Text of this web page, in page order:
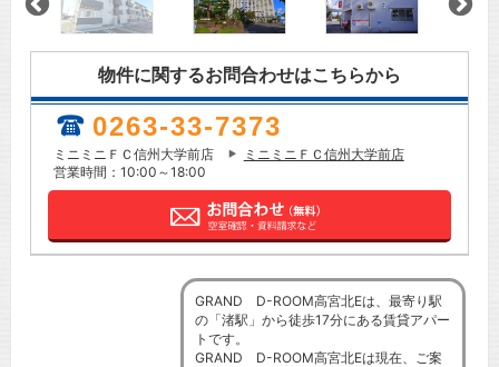
物件に関するお問合わせはこちらから
0263-33-7373
ミニミニＦＣ信州大学前店
ミニミニＦＣ信州大学前店
営業時間：10:00～18:00
GRAND D-ROOM高宮北Eは、最寄り駅
の「渚駅」から徒歩17分にある賃貸アパー
トです。
GRAND D-ROOM高宮北Eは現在、ご案